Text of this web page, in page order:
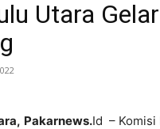
Utara Gelar
Pakarnews.Id – Komisi